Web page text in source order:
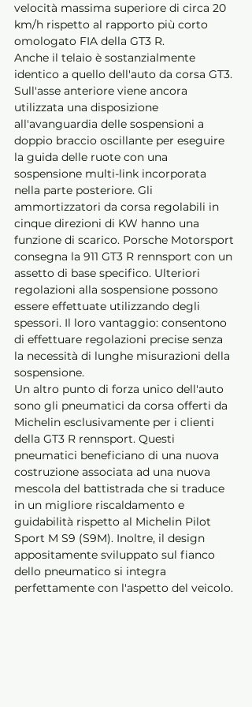
velocità massima superiore di circa 20
km/h rispetto al rapporto più corto
omologato FIA della GT3 R.
Anche il telaio è sostanzialmente
identico a quello dell'auto da corsa GT3.
Sull'asse anteriore viene ancora
utilizzata una disposizione
all'avanguardia delle sospensioni a
doppio braccio oscillante per eseguire
la guida delle ruote con una
sospensione multi-link incorporata
nella parte posteriore. Gli
ammortizzatori da corsa regolabili in
cinque direzioni di KW hanno una
funzione di scarico. Porsche Motorsport
consegna la 911 GT3 R rennsport con un
assetto di base specifico. Ulteriori
regolazioni alla sospensione possono
essere effettuate utilizzando degli
spessori. Il loro vantaggio: consentono
di effettuare regolazioni precise senza
la necessità di lunghe misurazioni della
sospensione.
Un altro punto di forza unico dell'auto
sono gli pneumatici da corsa offerti da
Michelin esclusivamente per i clienti
della GT3 R rennsport. Questi
pneumatici beneficiano di una nuova
costruzione associata ad una nuova
mescola del battistrada che si traduce
in un migliore riscaldamento e
guidabilità rispetto al Michelin Pilot
Sport M S9 (S9M). Inoltre, il design
appositamente sviluppato sul fianco
dello pneumatico si integra
perfettamente con l'aspetto del veicolo.